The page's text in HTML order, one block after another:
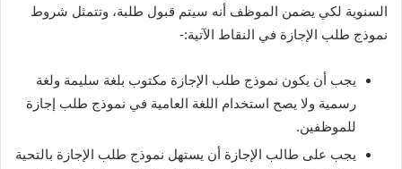
السنوية لكي يضمن الموظف أنه سيتم قبول طلبة، وتتمثل شروط
نموذج طلب الإجازة في النقاط الآتية:-
يجب أن يكون نموذج طلب الإجازة مكتوب بلغة سليمة ولغة
رسمية ولا يصح استخدام اللغة العامية في نموذج طلب إجازة
للموظفين.
يجب على طالب الإجازة أن يستهل نموذج طلب الإجازة بالتحية